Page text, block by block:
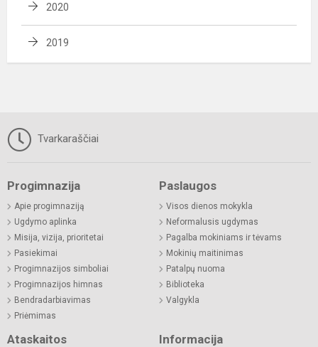
2020
2019
Tvarkaraščiai
Progimnazija
Apie progimnaziją
Ugdymo aplinka
Misija, vizija, prioritetai
Pasiekimai
Progimnazijos simboliai
Progimnazijos himnas
Bendradarbiavimas
Priėmimas
Paslaugos
Visos dienos mokykla
Neformalusis ugdymas
Pagalba mokiniams ir tėvams
Mokinių maitinimas
Patalpų nuoma
Biblioteka
Valgykla
Ataskaitos Informacija